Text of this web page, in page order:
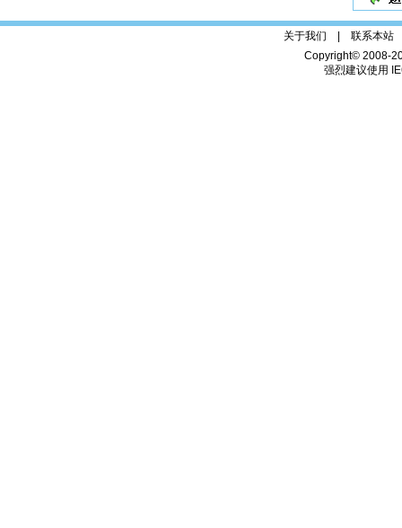
关于我们 | 联系本站
Copyright© 2008-
强烈建议使用